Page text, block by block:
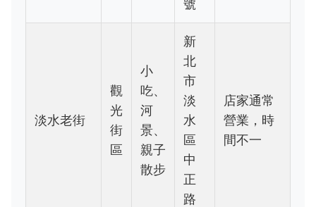
號
淡水老街
觀
光
街
區
小
吃、
河
景、
親子
散步
新
北
市
淡
水
區
中
正
路
店家通常
營業，時
間不一